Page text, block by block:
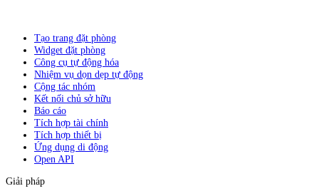
Tạo trang đặt phòng
Widget đặt phòng
Công cụ tự động hóa
Nhiệm vụ dọn dẹp tự động
Cộng tác nhóm
Kết nối chủ sở hữu
Báo cáo
Tích hợp tài chính
Tích hợp thiết bị
Ứng dụng di động
Open API
Giải pháp